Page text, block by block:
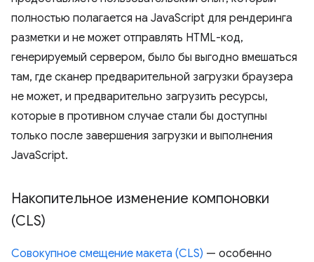
полностью полагается на JavaScript для рендеринга
разметки и не может отправлять HTML-код,
генерируемый сервером, было бы выгодно вмешаться
там, где сканер предварительной загрузки браузера
не может, и предварительно загрузить ресурсы,
которые в противном случае стали бы доступны
только после завершения загрузки и выполнения
JavaScript.
Накопительное изменение компоновки
(CLS)
Совокупное смещение макета (CLS) — особенно